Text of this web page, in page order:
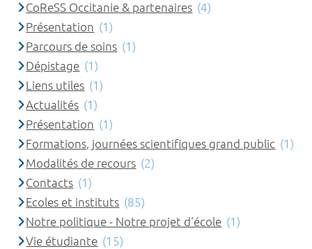
CoReSS Occitanie & partenaires (4)
Présentation (1)
Parcours de soins (1)
Dépistage (1)
Liens utiles (1)
Actualités (1)
Présentation (1)
Formations, journées scientifiques grand public (1)
Modalités de recours (2)
Contacts (1)
Ecoles et instituts (85)
Notre politique - Notre projet d'école (1)
Vie étudiante (15)